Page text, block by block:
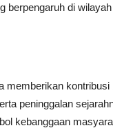
berpengaruh di
memberikan kontribusi
peninggalan
kebanggaan